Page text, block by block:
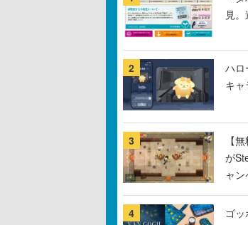
見
2
ハロ
キ
3
【
が
ャ
4
ゴ